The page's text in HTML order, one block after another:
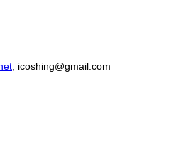
; icoshing@gmail.com